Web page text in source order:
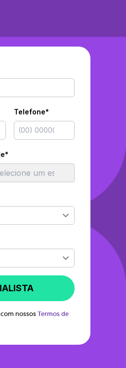
Telefone*
nossos Termos de